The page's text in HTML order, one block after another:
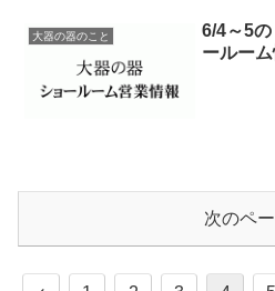
大器の器のこと
6/4～5
ールー
次のペ